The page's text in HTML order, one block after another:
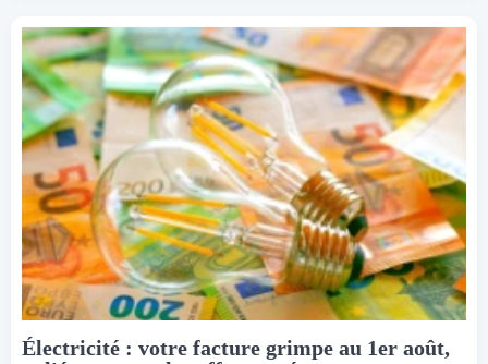
Électricité : votre facture grimpe au 1er août,